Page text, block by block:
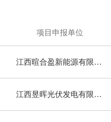
项目申报单位
江西暄合盈新能源有限公司
江西昱晖光伏发电有限公司